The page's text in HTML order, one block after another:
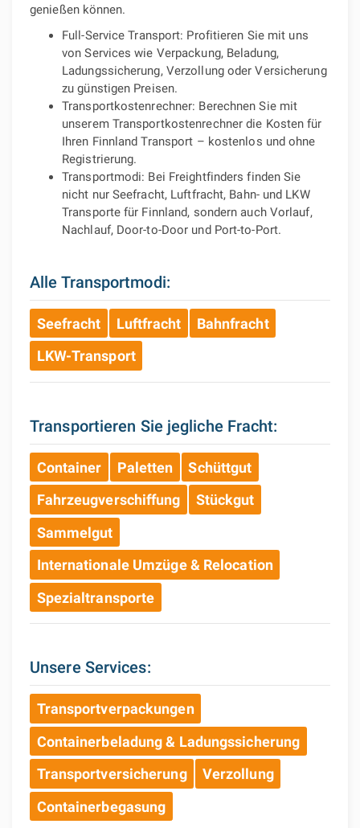
genießen können.
Full-Service Transport: Profitieren Sie mit uns
von Services wie Verpackung, Beladung,
Ladungssicherung, Verzollung oder Versicherung
zu günstigen Preisen.
Transportkostenrechner: Berechnen Sie mit
unserem Transportkostenrechner die Kosten für
Ihren Finnland Transport – kostenlos und ohne
Registrierung.
Transportmodi: Bei Freightfinders finden Sie
nicht nur Seefracht, Luftfracht, Bahn- und LKW
Transporte für Finnland, sondern auch Vorlauf,
Nachlauf, Door-to-Door und Port-to-Port.
Alle Transportmodi:
Seefracht Luftfracht
Bahnfracht
LKW-Transport
Transportieren Sie jegliche Fracht:
Container Paletten
Schüttgut
Fahrzeugverschiffung
Stückgut
Sammelgut
Internationale Umzüge & Relocation
Spezialtransporte
Unsere Services:
Transportverpackungen
Containerbeladung & Ladungssicherung
Transportversicherung
Verzollung
Containerbegasung